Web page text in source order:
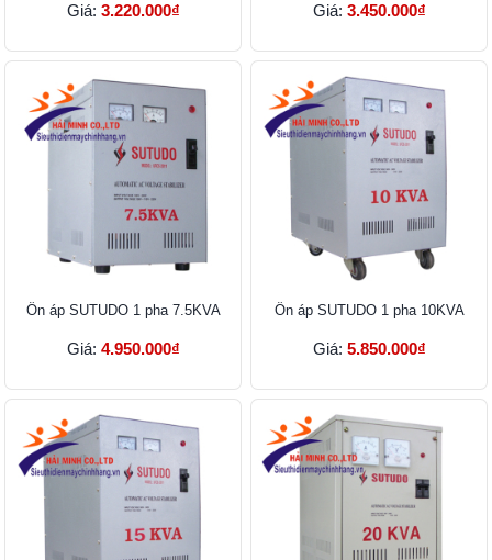
Giá: 3.220.000₫ Giá: 3.450.000₫
Ổn áp SUTUDO 1 pha 7.5KVA
Giá: 4.950.000₫
Ổn áp SUTUDO 1 pha 10KVA
Giá: 5.850.000₫